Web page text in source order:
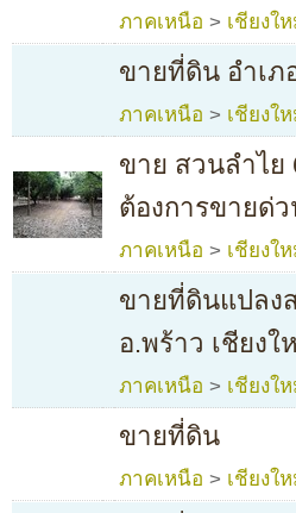
ภาคเหนือ > เชียงใ
ขายที่ดิน อำเภ
ภาคเหนือ > เชียงใ
ขาย สวนลำไย
ต้องการขายด่
ภาคเหนือ > เชียงใ
ขายที่ดินแปลง
อ.พร้าว เชียง
ภาคเหนือ > เชียงใ
ขายที่ดิน
ภาคเหนือ > เชียงใ